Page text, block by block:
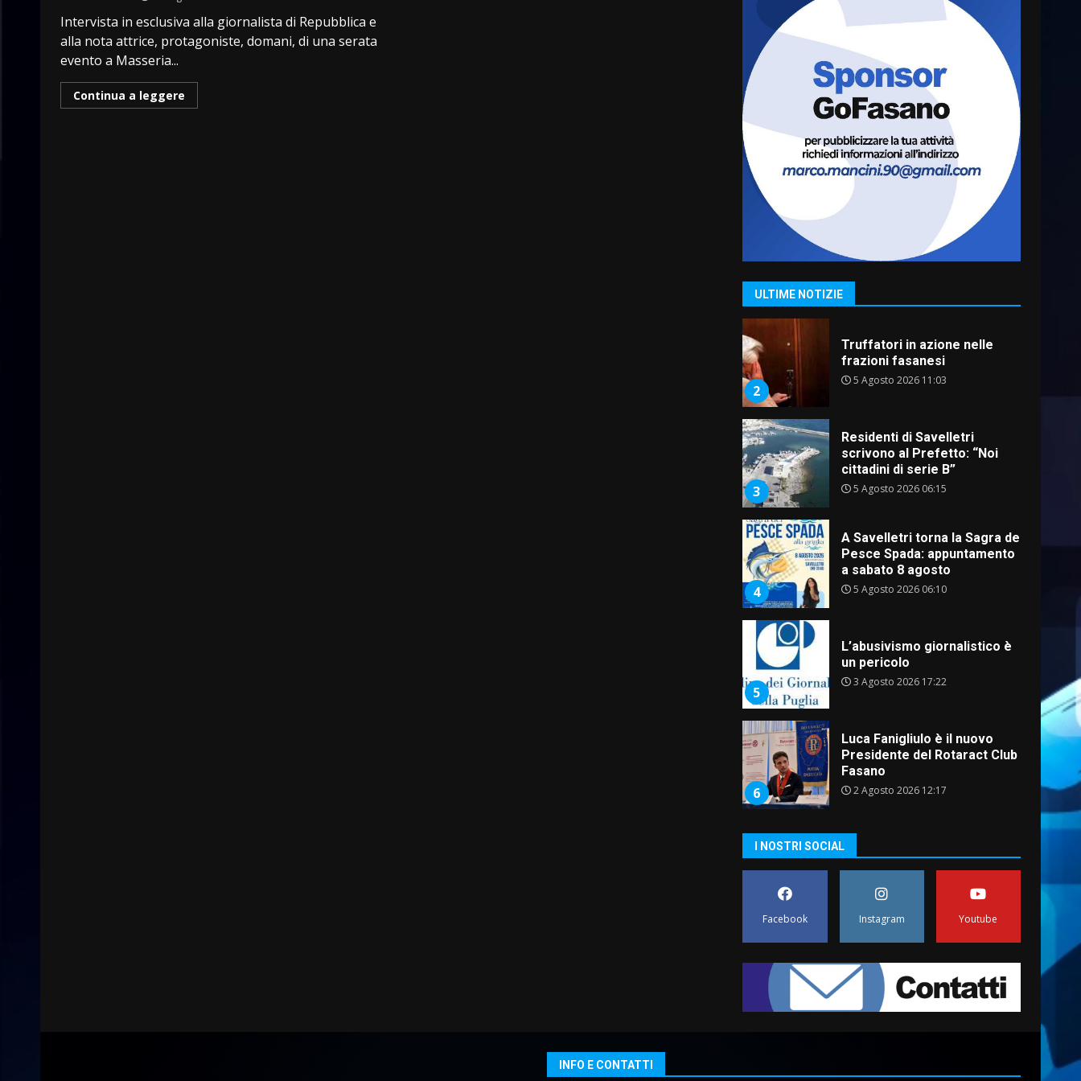
Intervista in esclusiva alla giornalista di Repubblica e
alla nota attrice, protagoniste, domani, di una serata
evento a Masseria...
Continua a leggere
ULTIME NOTIZIE
Luca Fanigliulo è il nuovo
Presidente del Rotaract Club
Fasano
2 Agosto 2026 12:17
7
Il Premio Internazionale
Fajano torna a Savelletri
2 Agosto 2026 06:05
1
Serie D, l’Us Fasano è
escluso dal campionato
5 Agosto 2026 17:30
2
Truffatori in azione nelle
frazioni fasanesi
5 Agosto 2026 11:03
3
Residenti di Savelletri
scrivono al Prefetto: “Noi
cittadini di serie B”
5 Agosto 2026 06:15
4
A Savelletri torna la Sagra del
Pesce Spada: appuntamento
a sabato 8 agosto
5 Agosto 2026 06:10
5
L’abusivismo giornalistico è
un pericolo
3 Agosto 2026 17:22
6
Luca Fanigliulo è il nuovo
Presidente del Rotaract Club
Fasano
2 Agosto 2026 12:17
Il Premio Internazionale
escluso dal campionato
5 Agosto 2026 17:30
I NOSTRI SOCIAL
Facebook Instagram Youtube
INFO E CONTATTI